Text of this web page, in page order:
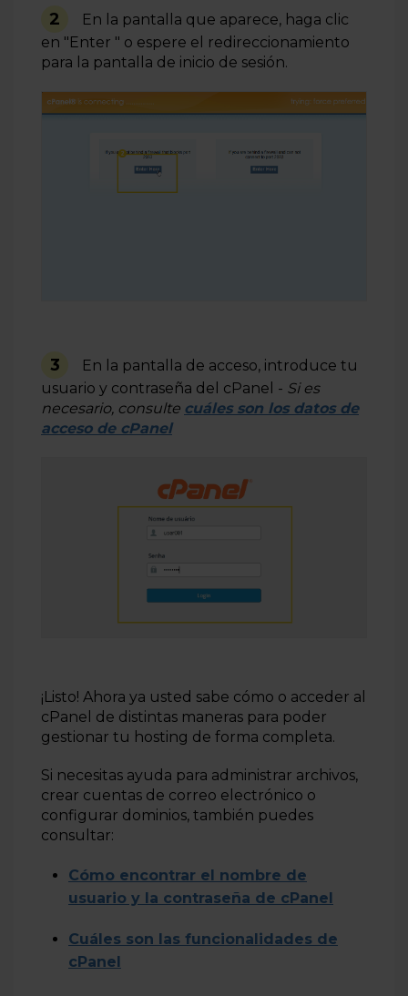
2
En la pantalla que aparece, haga clic
en "Enter " o espere el redireccionamiento
para la pantalla de inicio de sesión.
3
En la pantalla de acceso, introduce tu
usuario y contraseña del cPanel - Si es
necesario, consulte cuáles son los datos de
acceso de cPanel
¡Listo! Ahora ya usted sabe cómo o acceder al
cPanel de distintas maneras para poder
gestionar tu hosting de forma completa.
Si necesitas ayuda para administrar archivos,
crear cuentas de correo electrónico o
configurar dominios, también puedes
consultar:
Cómo encontrar el nombre de
usuario y la contraseña de cPanel
Cuáles son las funcionalidades de
cPanel